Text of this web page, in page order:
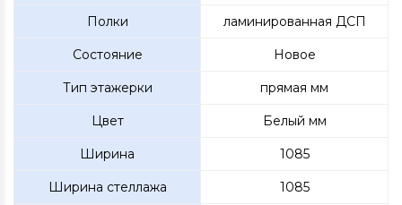
Полки ламинированная ДСП
Состояние Новое
Тип этажерки прямая мм
Цвет Белый мм
Ширина 1085
Ширина стеллажа 1085